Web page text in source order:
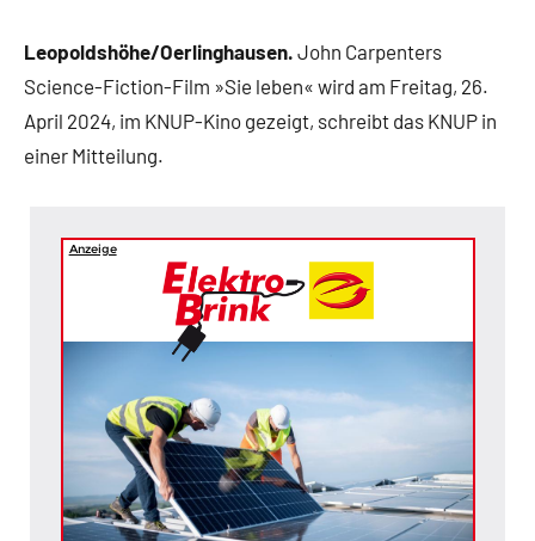
Leopoldshöhe/Oerlinghausen. John Carpenters
Science-Fiction-Film »Sie leben« wird am Freitag, 26.
April 2024, im KNUP-Kino gezeigt, schreibt das KNUP in
einer Mitteilung.
Anzeige